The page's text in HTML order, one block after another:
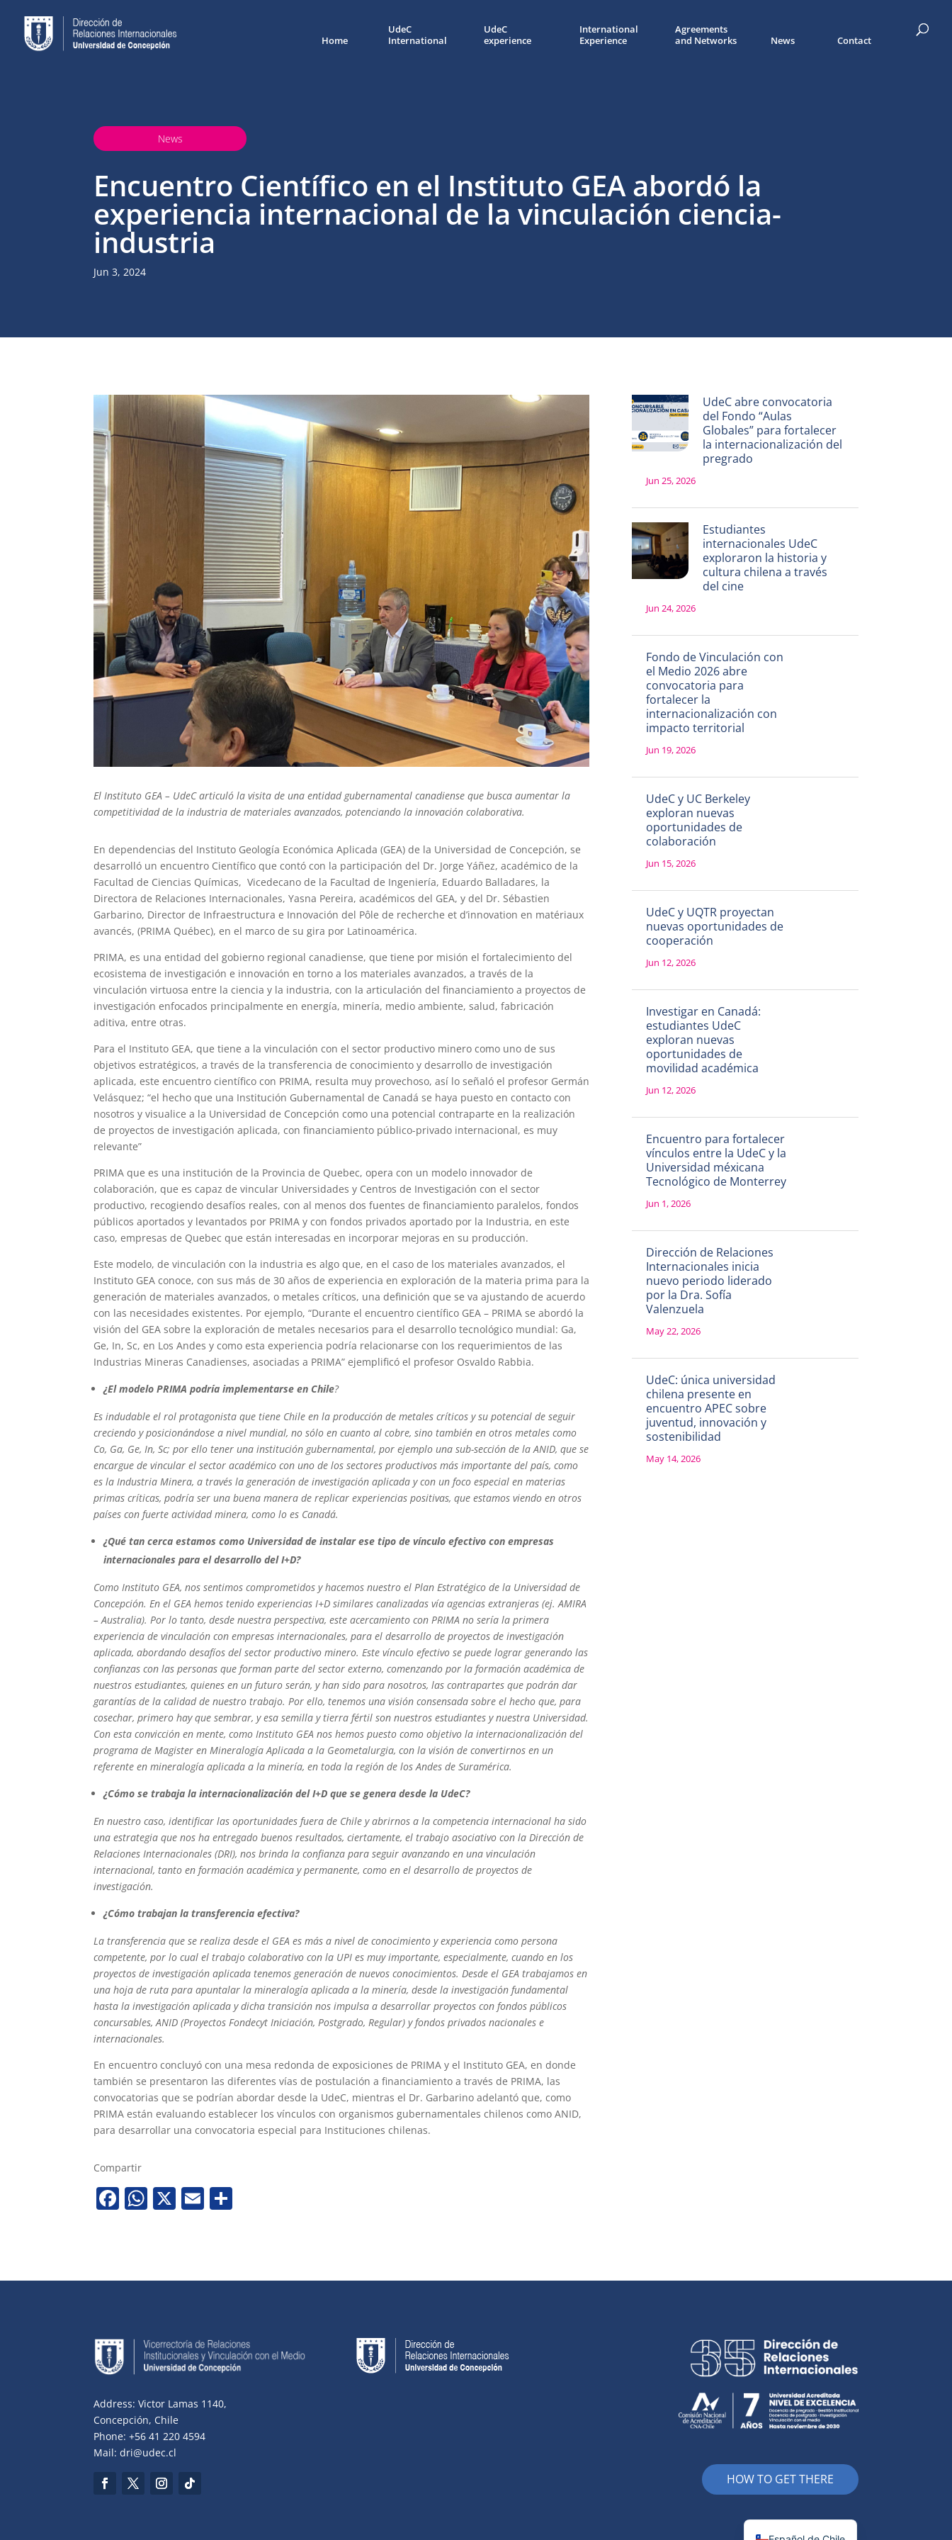
Home
UdeC
International
UdeC
experience
International
Experience
Agreements
and Networks
News Contact
News
Encuentro Científico en el Instituto GEA abordó la
experiencia internacional de la vinculación ciencia-
industria
Jun 3, 2024
El Instituto GEA – UdeC articuló la visita de una entidad gubernamental canadiense que busca aumentar la
competitividad de la industria de materiales avanzados, potenciando la innovación colaborativa.
En dependencias del Instituto Geología Económica Aplicada (GEA) de la Universidad de Concepción, se
desarrolló un encuentro Científico que contó con la participación del Dr. Jorge Yáñez, académico de la
Facultad de Ciencias Químicas, Vicedecano de la Facultad de Ingeniería, Eduardo Balladares, la
Directora de Relaciones Internacionales, Yasna Pereira, académicos del GEA, y del Dr. Sébastien
Garbarino, Director de Infraestructura e Innovación del Pôle de recherche et d’innovation en matériaux
avancés, (PRIMA Québec), en el marco de su gira por Latinoamérica.
PRIMA, es una entidad del gobierno regional canadiense, que tiene por misión el fortalecimiento del
ecosistema de investigación e innovación en torno a los materiales avanzados, a través de la
vinculación virtuosa entre la ciencia y la industria, con la articulación del financiamiento a proyectos de
investigación enfocados principalmente en energía, minería, medio ambiente, salud, fabricación
aditiva, entre otras.
Para el Instituto GEA, que tiene a la vinculación con el sector productivo minero como uno de sus
objetivos estratégicos, a través de la transferencia de conocimiento y desarrollo de investigación
aplicada, este encuentro científico con PRIMA, resulta muy provechoso, así lo señaló el profesor Germán
Velásquez; “el hecho que una Institución Gubernamental de Canadá se haya puesto en contacto con
nosotros y visualice a la Universidad de Concepción como una potencial contraparte en la realización
de proyectos de investigación aplicada, con financiamiento público-privado internacional, es muy
relevante”
PRIMA que es una institución de la Provincia de Quebec, opera con un modelo innovador de
colaboración, que es capaz de vincular Universidades y Centros de Investigación con el sector
productivo, recogiendo desafíos reales, con al menos dos fuentes de financiamiento paralelos, fondos
públicos aportados y levantados por PRIMA y con fondos privados aportado por la Industria, en este
caso, empresas de Quebec que están interesadas en incorporar mejoras en su producción.
Este modelo, de vinculación con la industria es algo que, en el caso de los materiales avanzados, el
Instituto GEA conoce, con sus más de 30 años de experiencia en exploración de la materia prima para la
generación de materiales avanzados, o metales críticos, una definición que se va ajustando de acuerdo
con las necesidades existentes. Por ejemplo, “Durante el encuentro científico GEA – PRIMA se abordó la
visión del GEA sobre la exploración de metales necesarios para el desarrollo tecnológico mundial: Ga,
Ge, In, Sc, en Los Andes y como esta experiencia podría relacionarse con los requerimientos de las
Industrias Mineras Canadienses, asociadas a PRIMA” ejemplificó el profesor Osvaldo Rabbia.
¿El modelo PRIMA podría implementarse en Chile?
Es indudable el rol protagonista que tiene Chile en la producción de metales críticos y su potencial de seguir
creciendo y posicionándose a nivel mundial, no sólo en cuanto al cobre, sino también en otros metales como
Co, Ga, Ge, In, Sc; por ello tener una institución gubernamental, por ejemplo una sub-sección de la ANID, que se
encargue de vincular el sector académico con uno de los sectores productivos más importante del país, como
es la Industria Minera, a través la generación de investigación aplicada y con un foco especial en materias
primas críticas, podría ser una buena manera de replicar experiencias positivas, que estamos viendo en otros
países con fuerte actividad minera, como lo es Canadá.
¿Qué tan cerca estamos como Universidad de instalar ese tipo de vínculo efectivo con empresas
internacionales para el desarrollo del I+D?
Como Instituto GEA, nos sentimos comprometidos y hacemos nuestro el Plan Estratégico de la Universidad de
Concepción. En el GEA hemos tenido experiencias I+D similares canalizadas vía agencias extranjeras (ej. AMIRA
– Australia). Por lo tanto, desde nuestra perspectiva, este acercamiento con PRIMA no sería la primera
experiencia de vinculación con empresas internacionales, para el desarrollo de proyectos de investigación
aplicada, abordando desafíos del sector productivo minero. Este vínculo efectivo se puede lograr generando las
confianzas con las personas que forman parte del sector externo, comenzando por la formación académica de
nuestros estudiantes, quienes en un futuro serán, y han sido para nosotros, las contrapartes que podrán dar
garantías de la calidad de nuestro trabajo. Por ello, tenemos una visión consensada sobre el hecho que, para
cosechar, primero hay que sembrar, y esa semilla y tierra fértil son nuestros estudiantes y nuestra Universidad.
Con esta convicción en mente, como Instituto GEA nos hemos puesto como objetivo la internacionalización del
programa de Magister en Mineralogía Aplicada a la Geometalurgia, con la visión de convertirnos en un
referente en mineralogía aplicada a la minería, en toda la región de los Andes de Suramérica.
¿Cómo se trabaja la internacionalización del I+D que se genera desde la UdeC?
En nuestro caso, identificar las oportunidades fuera de Chile y abrirnos a la competencia internacional ha sido
una estrategia que nos ha entregado buenos resultados, ciertamente, el trabajo asociativo con la Dirección de
Relaciones Internacionales (DRI), nos brinda la confianza para seguir avanzando en una vinculación
internacional, tanto en formación académica y permanente, como en el desarrollo de proyectos de
investigación.
¿Cómo trabajan la transferencia efectiva?
La transferencia que se realiza desde el GEA es más a nivel de conocimiento y experiencia como persona
competente, por lo cual el trabajo colaborativo con la UPI es muy importante, especialmente, cuando en los
proyectos de investigación aplicada tenemos generación de nuevos conocimientos. Desde el GEA trabajamos en
una hoja de ruta para apuntalar la mineralogía aplicada a la minería, desde la investigación fundamental
hasta la investigación aplicada y dicha transición nos impulsa a desarrollar proyectos con fondos públicos
concursables, ANID (Proyectos Fondecyt Iniciación, Postgrado, Regular) y fondos privados nacionales e
internacionales.
En encuentro concluyó con una mesa redonda de exposiciones de PRIMA y el Instituto GEA, en donde
también se presentaron las diferentes vías de postulación a financiamiento a través de PRIMA, las
convocatorias que se podrían abordar desde la UdeC, mientras el Dr. Garbarino adelantó que, como
PRIMA están evaluando establecer los vínculos con organismos gubernamentales chilenos como ANID,
para desarrollar una convocatoria especial para Instituciones chilenas.
Compartir
Facebook
WhatsApp
X Email
UdeC abre convocatoria
del Fondo “Aulas
Globales” para fortalecer
la internacionalización del
pregrado
Jun 25, 2026
Estudiantes
internacionales UdeC
exploraron la historia y
cultura chilena a través
del cine
Jun 24, 2026
Fondo de Vinculación con
el Medio 2026 abre
convocatoria para
fortalecer la
internacionalización con
impacto territorial
Jun 19, 2026
UdeC y UC Berkeley
exploran nuevas
oportunidades de
colaboración
Jun 15, 2026
UdeC y UQTR proyectan
nuevas oportunidades de
cooperación
Jun 12, 2026
Investigar en Canadá:
estudiantes UdeC
exploran nuevas
oportunidades de
movilidad académica
Jun 12, 2026
Encuentro para fortalecer
vínculos entre la UdeC y la
Universidad méxicana
Tecnológico de Monterrey
Jun 1, 2026
Dirección de Relaciones
Internacionales inicia
nuevo periodo liderado
por la Dra. Sofía
Valenzuela
May 22, 2026
UdeC: única universidad
chilena presente en
encuentro APEC sobre
juventud, innovación y
sostenibilidad
May 14, 2026
Address: Victor Lamas 1140,
Concepción, Chile
Phone: +56 41 220 4594
Mail: dri@udec.cl
HOW TO GET THERE